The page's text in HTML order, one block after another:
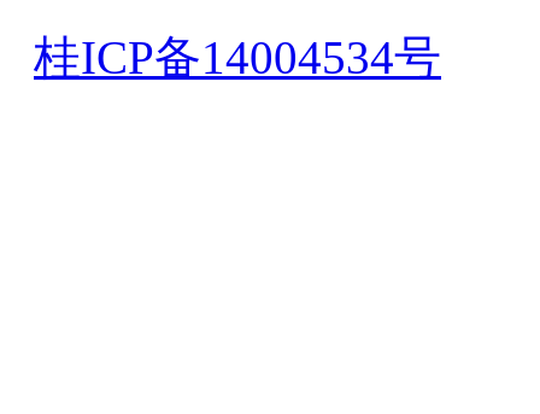
桂ICP备14004534号